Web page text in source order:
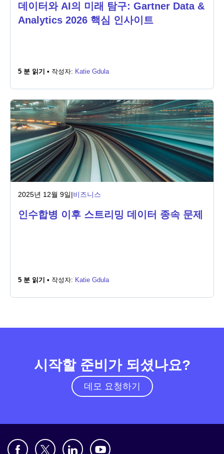
데이터와 AI의 미래 탐구: Gartner Data &
Analytics 2026 핵심 인사이트
5 분 읽기 • 작성자: Katie Gdula
2025년 12월 9일|비즈니스
인수합병 이후 스트리밍 데이터 종속 문제
5 분 읽기 • 작성자: Katie Gdula
시작할 준비가 되셨나요?
데모 요청하기